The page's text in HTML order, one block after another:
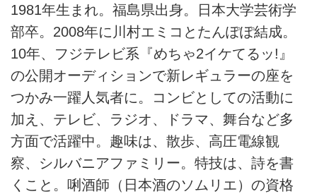
1981年生まれ。福島県出身。日本大学芸術学
部卒。2008年に川村エミコとたんぽぽ結成。
10年、フジテレビ系『めちゃ2イケてるッ!』
の公開オーディションで新レギュラーの座を
つかみ一躍人気者に。コンビとしての活動に
加え、テレビ、ラジオ、ドラマ、舞台など多
方面で活躍中。趣味は、散歩、高圧電線観
察、シルバニアファミリー。特技は、詩を書
くこと。唎酒師（日本酒のソムリエ）の資格